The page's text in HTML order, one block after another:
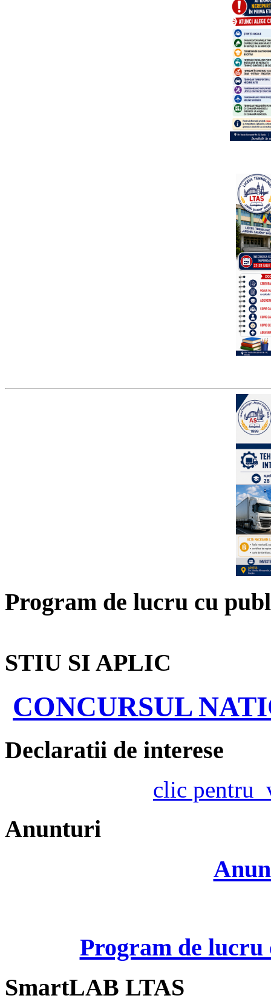
Program de lucru cu
STIU SI APLIC
CONCURSUL
Declaratii de interese
clic pentru
Anunturi
Program de
SmartLAB LTAS